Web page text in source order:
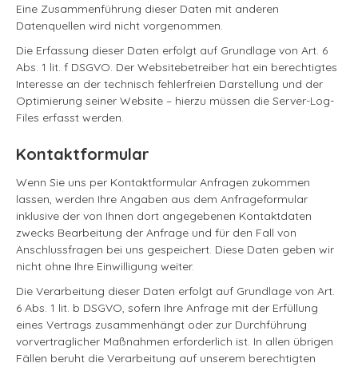
Eine Zusammenführung dieser Daten mit anderen
Datenquellen wird nicht vorgenommen.
Die Erfassung dieser Daten erfolgt auf Grundlage von Art. 6
Abs. 1 lit. f DSGVO. Der Websitebetreiber hat ein berechtigtes
Interesse an der technisch fehlerfreien Darstellung und der
Optimierung seiner Website – hierzu müssen die Server-Log-
Files erfasst werden.
Kontaktformular
Wenn Sie uns per Kontaktformular Anfragen zukommen
lassen, werden Ihre Angaben aus dem Anfrageformular
inklusive der von Ihnen dort angegebenen Kontaktdaten
zwecks Bearbeitung der Anfrage und für den Fall von
Anschlussfragen bei uns gespeichert. Diese Daten geben wir
nicht ohne Ihre Einwilligung weiter.
Die Verarbeitung dieser Daten erfolgt auf Grundlage von Art.
6 Abs. 1 lit. b DSGVO, sofern Ihre Anfrage mit der Erfüllung
eines Vertrags zusammenhängt oder zur Durchführung
vorvertraglicher Maßnahmen erforderlich ist. In allen übrigen
Fällen beruht die Verarbeitung auf unserem berechtigten